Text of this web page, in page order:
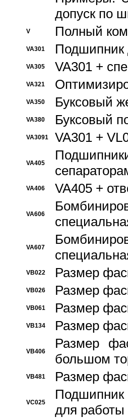
допуск по
V Полный
VA301 Подшипник
VA305 VA301 +
VA321
VA350 Буксовый
VA380 Буксовый
VA3091 VA301 +
VA405
VA406 VA405 +
VA606
VA607
VB022 Размер
VB026 Размер
VB061 Размер
VB134 Размер
VB406
Размер
большом
VB481 Размер
VC025
Подшипник
для работы